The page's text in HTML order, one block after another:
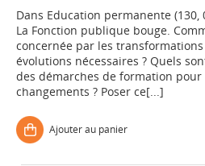
Dans Education permanente (130,
La Fonction publique bouge.
concernée par les
évolutions nécessaires ? Quels
des démarches de formation pour
changements ? Poser ce[...]
Ajouter au panier
Appels à projets